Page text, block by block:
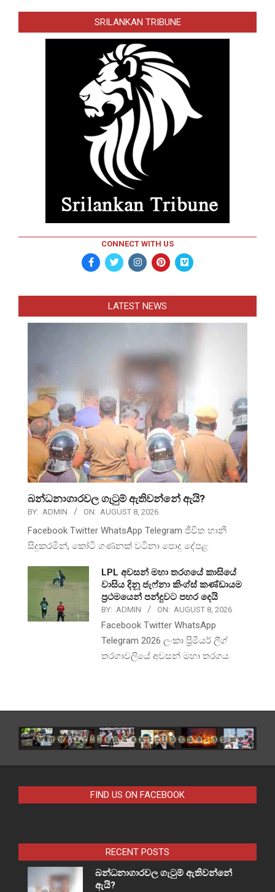
SRILANKAN TRIBUNE
CONNECT WITH US
LATEST NEWS
බන්ධනාගාරවල ගැටුම් ඇතිවන්නේ ඇයි?
BY: ADMIN ON: AUGUST 8, 2026
Facebook Twitter WhatsApp Telegram ජීවිත හානි
සිදුකරමින්, කෝටි ගණනක් වටිනා පොදු දේපළ
LPL අවසන් මහා තරගයේ කාසියේ
වාසිය දිනූ ජැෆ්නා කිංග්ස් කණ්ඩායම
ප්‍රථමයෙන් පන්දුවට පහර දෙයි
BY: ADMIN ON: AUGUST 8, 2026
Facebook Twitter WhatsApp
Telegram 2026 ලංකා ප්‍රිමීයර් ලීග්
තරගාවලියේ අවසන් මහා තරගය
FIND US ON FACEBOOK
RECENT POSTS
බන්ධනාගාරවල ගැටුම් ඇතිවන්නේ
ඇයි?